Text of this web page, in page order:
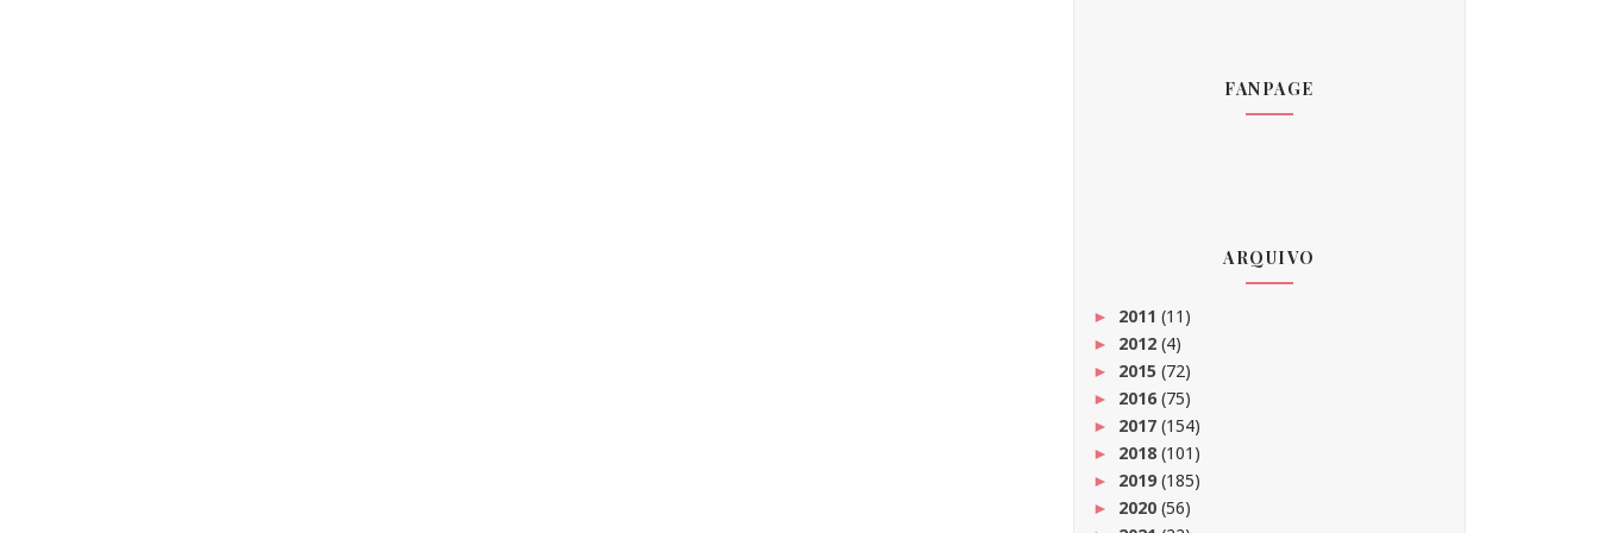
FANPAGE
ARQUIVO
► 2011 (11)
► 2012 (4)
► 2015 (72)
► 2016(75)
► 2017 (154)
► 2018 (101)
► 2019(185)
► 2020 (56)